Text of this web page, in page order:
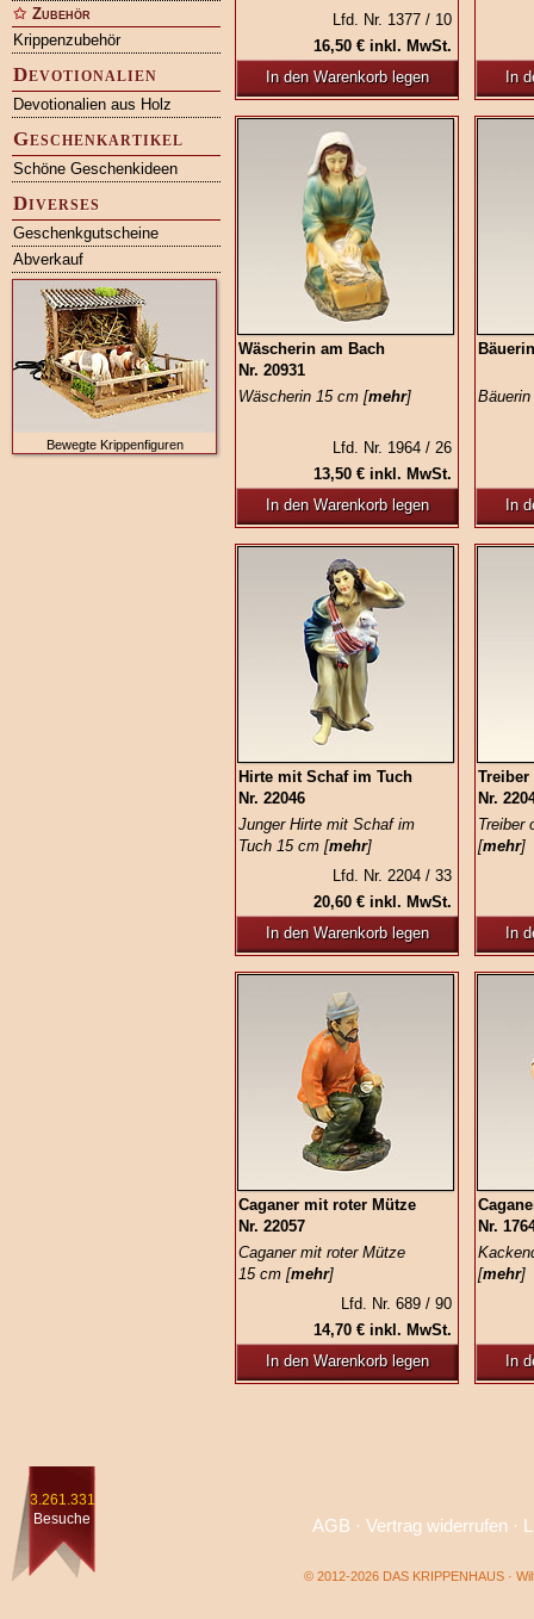
Zubehör
Krippenzubehör
Devotionalien
Devotionalien aus Holz
Geschenkartikel
Schöne Geschenkideen
Diverses
Geschenkgutscheine
Abverkauf
Bewegte Krippenfiguren
Lfd. Nr. 1377 / 10
16,50 € inkl. MwSt.
In den Warenkorb legen
In
Wäscherin am Bach
Nr. 20931
Wäscherin 15 cm [mehr]
Lfd. Nr. 1964 / 26
13,50 € inkl. MwSt.
In den Warenkorb legen
In
Hirte mit Schaf im Tuch
Nr. 22046
Junger Hirte mit Schaf im
Tuch 15 cm [mehr]
Lfd. Nr. 2204 / 33
20,60 € inkl. MwSt.
In den Warenkorb legen
Nr.
Treiber
[mehr]
In
Caganer mit roter Mütze
Nr. 22057
Caganer mit roter Mütze
15 cm [mehr]
Lfd. Nr. 689 / 90
14,70 € inkl. MwSt.
In den Warenkorb legen
Nr.
[mehr]
In
3.261.331
Besuche
AGB · Vertrag widerrufen·
© 2012-2026 DAS KRIPPENHAUS ·